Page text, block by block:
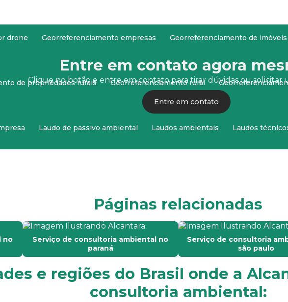
drone Georreferenciamento empresas Georreferenciamento de imóveis
de propriedades rurais Georreferenciamento rural
Laudo de passivo ambiental Laudos ambientais Laudos
Entre em contato agora
Clique no botão e entre em contato para tirar dúvidas ou solicitar
Entre em contato
Páginas relacionadas
no
Serviço de consultoria ambiental no
paraná
Serviço de consultoria
são paulo
e regiões do Brasil onde a
consultoria ambiental: